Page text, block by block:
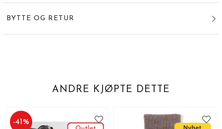
BYTTE OG RETUR
ANDRE KJØPTE DETTE
-41 %